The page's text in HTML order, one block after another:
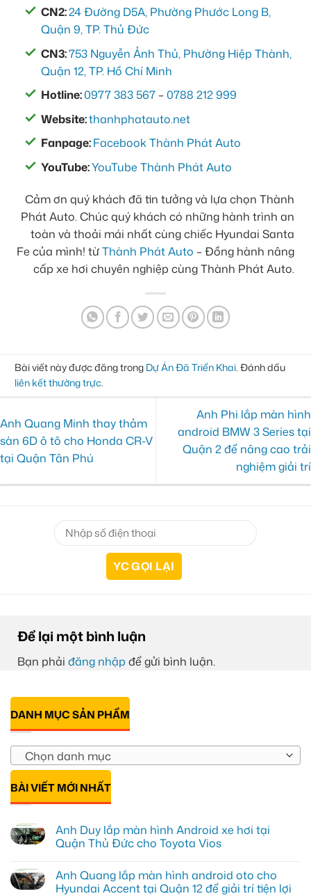
CN2:24 Đường D5A, Phường Phước Long B,
Quận 9, TP. Thủ Đức
CN3:753 Nguyễn Ảnh Thủ, Phường Hiệp Thành,
Quận 12, TP. Hồ Chí Minh
Hotline:0977 383 567 –0788 212 999
Website:thanhphatauto.net
Fanpage:Facebook Thành Phát Auto
YouTube:YouTube Thành Phát Auto
Cảm ơn quý khách đã tin tưởng và lựa chọn Thành
Phát Auto. Chúc quý khách có những hành trình an
toàn và thoải mái nhất cùng chiếc Hyundai Santa
Fe của mình! từThành Phát Auto – Đồng hành nâng
cấp xe hơi chuyên nghiệp cùng Thành Phát Auto.
Bài viết này được đăng trong Dự Án Đã Triển Khai . Đánh dấu
liên kết thường trực
Anh Quang Minh thay thảm
sàn 6D ô tô cho Honda CR-V
tại Quận Tân Phú
Anh Phi lắp màn hình
android BMW 3 Series tại
Quận 2 để nâng cao trải
nghiệm giải trí
Để lại một bình luận
Bạn phải đăng nhập để gửi bình luận.
DANH MỤC SẢN PHẨM
Chọn danh mục
BÀI VIẾT MỚI NHẤT
Anh Duy lắp màn hình Android xe hơi tại
Quận Thủ Đức cho Toyota Vios
bình
luận
ở
Anh Quang lắp màn hình android oto cho
Hyundai Accent tại Quận 12 để giải trí tiện lợi